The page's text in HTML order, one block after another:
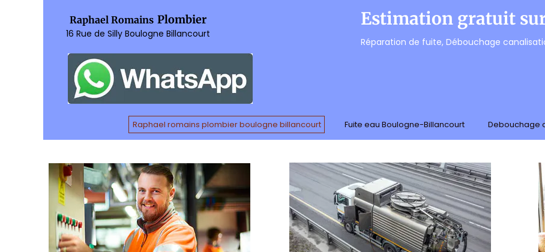
Raphael Romains Plombier
16 Rue de Silly Boulogne Billancourt
Estimation gratuit
Réparation de fuite, Débouchage
Raphael romains plombier boulogne billancourt Fuite eau Boulogne-Billancourt Debouchage